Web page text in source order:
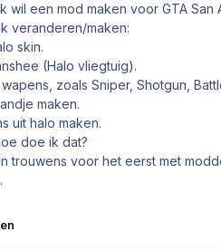
wil een mod maken voor GTA
veranderen/maken:
skin.
(Halo vliegtuig).
zoals Sniper, Shotgun,
maken.
uit halo maken.
doe ik dat?
trouwens voor het eerst met